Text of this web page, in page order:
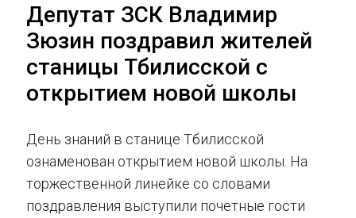
Депутат ЗСК Владимир
Зюзин поздравил жителей
станицы Тбилисской с
открытием новой школы
День знаний в станице Тбилисской
ознаменован открытием новой школы. На
торжественной линейке со словами
поздравления выступили почетные гости